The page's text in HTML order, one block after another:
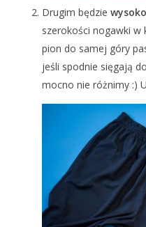
Drugim będzie
szerokości nogawki w
pion do samej góry
jeśli spodnie sięgają
mocno nie różnimy :)